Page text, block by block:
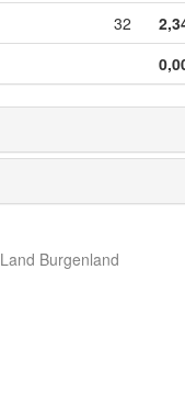
32
Land Burgenland